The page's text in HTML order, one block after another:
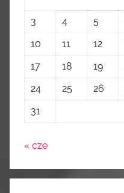
3
4 5
10
11 12
17
18 19
24
25 26
31
« cze